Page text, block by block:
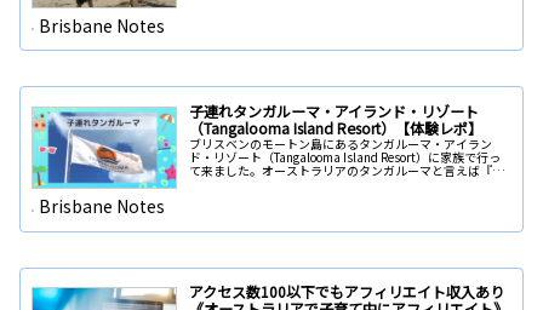
Brisbane Notes
子連れタンガルーマ・アイランド・リゾート
（Tangalooma Island Resort）【体験レポ】
ブリスベンのモートン島にあるタンガルーマ・アイラン
ド・リゾート（Tangalooma Island Resort）に家族で行っ
て来ました。オーストラリアのタンガルーマと言えば『イ
ルカ』で有名。私たちも野生のイルカに餌をあげる体験出
Brisbane Notes
アクセス数100以下でもアフィリエイト収入あり